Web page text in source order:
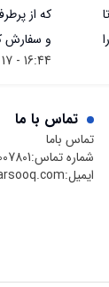
که از
و سفارش
کاربردی
16:44 - 17 آبان 1402
تماس با ما
تماس باما
شماره تماس:
ایمیل: